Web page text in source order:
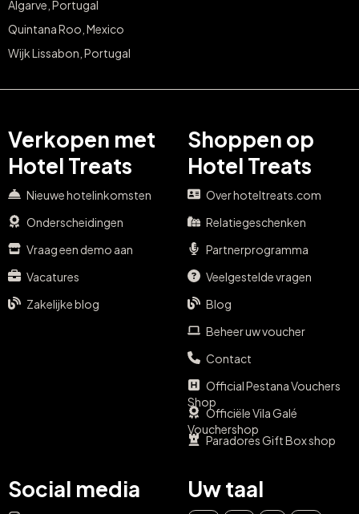
Algarve, Portugal
Quintana Roo, Mexico
Wijk Lissabon, Portugal
Verkopen met
Hotel Treats
Nieuwe hotelinkomsten
Onderscheidingen
Vraag een demo aan
Vacatures
Zakelijke blog
Shoppen op
Hotel Treats
Over hoteltreats.com
Relatiegeschenken
Partnerprogramma
Veelgestelde vragen
Blog
Beheer uw voucher
Contact
Official Pestana Vouchers
Shop
Officiële Vila Galé
Vouchershop
Paradores Gift Box shop
Social media Uw taal